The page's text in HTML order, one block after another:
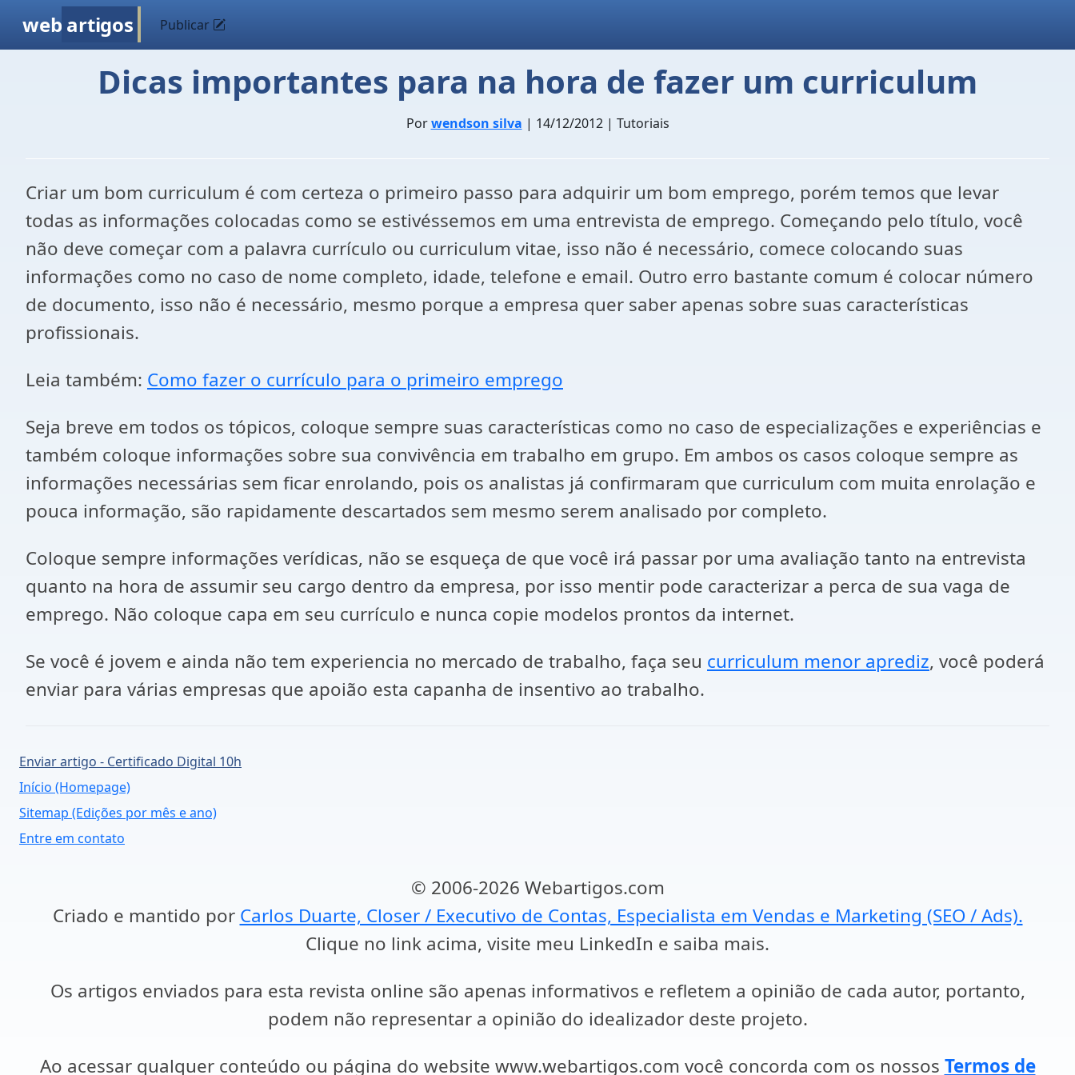
web artigos Publicar
Dicas importantes para na hora de fazer um curriculum
Porwendson silva | 14/12/2012 | Tutoriais
Criar um bom curriculum é com certeza o primeiro passo para adquirir um bom emprego, porém temos que levar
todas as informações colocadas como se estivéssemos em uma entrevista de emprego. Começando pelo título, você
não deve começar com a palavra currículo ou curriculum vitae, isso não é necessário, comece colocando suas
informações como no caso de nome completo, idade, telefone e email. Outro erro bastante comum é colocar número
de documento, isso não é necessário, mesmo porque a empresa quer saber apenas sobre suas características
profissionais.
Leia também: Como fazer o currículo para o primeiro emprego
Seja breve em todos os tópicos, coloque sempre suas características como no caso de especializações e experiências e
também coloque informações sobre sua convivência em trabalho em grupo. Em ambos os casos coloque sempre as
informações necessárias sem ficar enrolando, pois os analistas já confirmaram que curriculum com muita enrolação e
pouca informação, são rapidamente descartados sem mesmo serem analisado por completo.
Coloque sempre informações verídicas, não se esqueça de que você irá passar por uma avaliação tanto na entrevista
quanto na hora de assumir seu cargo dentro da empresa, por isso mentir pode caracterizar a perca de sua vaga de
emprego. Não coloque capa em seu currículo e nunca copie modelos prontos da internet.
Se você é jovem e ainda não tem experiencia no mercado de trabalho, faça seu curriculum menor aprediz, você poderá
enviar para várias empresas que apoião esta capanha de insentivo ao trabalho.
Enviar artigo - Certificado Digital 10h
Início (Homepage)
Sitemap (Edições por mês e ano)
Entre em contato
© 2006-2026 Webartigos.com
Criado e mantido por Carlos Duarte, Closer / Executivo de Contas, Especialista em Vendas e Marketing (SEO / Ads).
Clique no link acima, visite meu LinkedIn e saiba mais.
Os artigos enviados para esta revista online são apenas informativos e refletem a opinião de cada autor, portanto,
podem não representar a opinião do idealizador deste projeto.
Ao acessar qualquer conteúdo ou página do website www.webartigos.com você concorda com os nossos Termos de